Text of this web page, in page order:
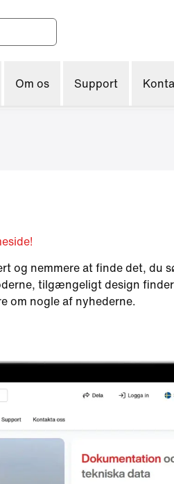
Om os Support
og nemmere at finde det, du
tilgængeligt design
om nogle af nyhederne.